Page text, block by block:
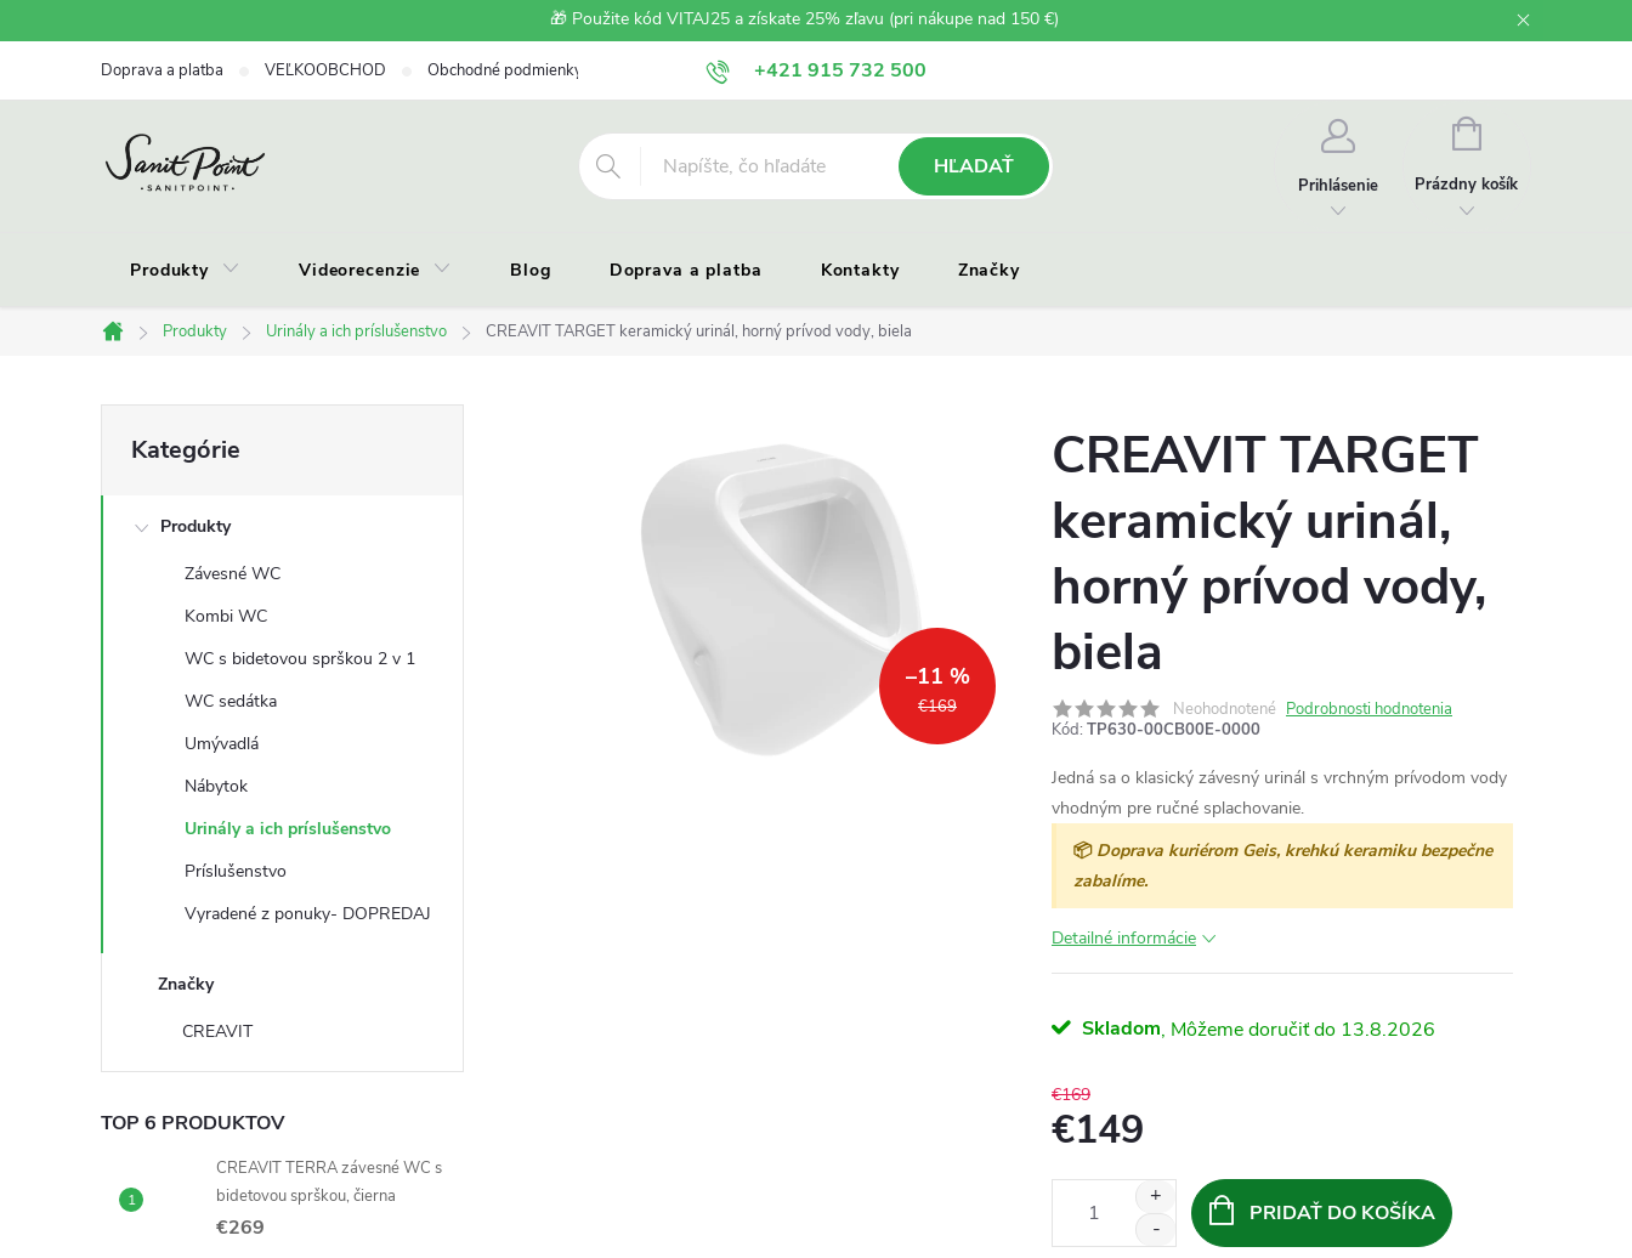
na
🎁 Použite kód VITAJ25 a získate 25% zľavu (pri nákupe nad 150 €)
+421 915 732 500
Doprava a platba VEĽKOOBCHOD Obchodné podmienky Zásady ochrany osobných údajov Reklamačný poriadok
HĽADAŤ
Prihlásenie
NÁKUPNÝ
Prázdny košík
Produkty Videorecenzie Blog Doprava a platba Kontakty Značky
Domov
Produkty Urinály a ich príslušenstvo CREAVIT TARGET keramický urinál, horný prívod vody, biela
o
kategórie
Kategórie
Produkty
Závesné WC
Kombi WC
WC s bidetovou sprškou 2 v 1
WC sedátka
Umývadlá
Nábytok
Urinály a ich príslušenstvo
Príslušenstvo
Vyradené z ponuky- DOPREDAJ
Značky
CREAVIT
TOP 6 PRODUKTOV
CREAVIT TERRA závesné WC s
bidetovou sprškou, čierna
€269
€169
–11 %
CREAVIT TARGET
keramický urinál,
horný prívod vody,
biela
Neohodnotené Podrobnosti hodnotenia
Kód: TP630-00CB00E-0000
Jedná sa o klasický závesný urinál s vrchným prívodom vody
vhodným pre ručné splachovanie.
📦 Doprava kuriérom Geis, krehkú keramiku bezpečne
zabalíme.
Detailné informácie
Skladom 13.8.2026
€169
€149
PRIDAŤ DO KOŠÍKA